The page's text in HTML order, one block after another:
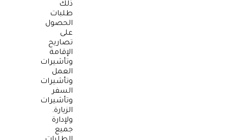
ذلك
طلبات
الحصول
على
تصاريح
الإقامة
وتأشيرات
العمل
وتأشيرات
السفر
وتأشيرات
الزيارة.
ولإدارة
جميع